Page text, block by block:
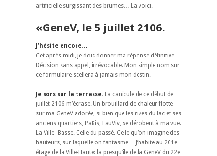
artificielle surgissant des brumes… La voici.
«GeneV, le 5 juillet 2106.
J’hésite encore…
Cet après-midi, je dois donner ma réponse définitive.
Décision sans appel, irrévocable. Mon simple nom sur
ce formulaire scellera à jamais mon destin.
Je sors sur la terrasse. La canicule de ce début de
juillet 2106 m’écrase. Un brouillard de chaleur flotte
sur ma GeneV adorée, si bien que les rives du lac et ses
anciens quartiers, PaKis, EauViv, se dérobent à ma vue.
La Ville- Basse. Celle du passé. Celle qu’on imagine des
hauteurs, sur laquelle on fantasme… J’habite au 201e
étage de la Ville-Haute: la presqu’île de la GeneV du 22e